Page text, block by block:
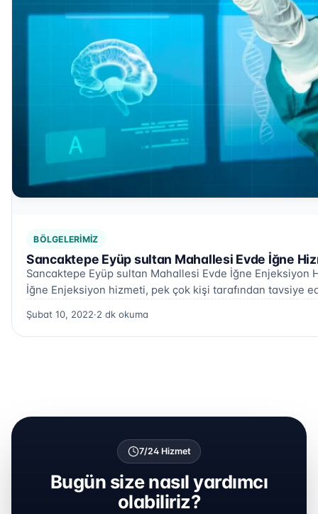
BÖLGELERIMIZ
Sancaktepe Eyüp sultan Mahallesi Evde İğne
Sancaktepe Eyüp sultan Mahallesi Evde İğne
İğne Enjeksiyon hizmeti, pek çok kişi tarafından tavsiye
Şubat 10, 2022·2 dk okuma
7/24 Hizmet
Bugün size nasıl yardımcı
olabiliriz?